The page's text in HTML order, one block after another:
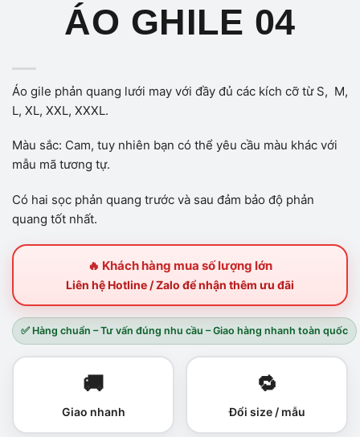
ÁO GHILE 04
Áo gile phản quang lưới may với đầy đủ các kích cỡ từ S, M,
L, XL, XXL, XXXL.
Màu sắc: Cam, tuy nhiên bạn có thể yêu cầu màu khác với
mẫu mã tương tự.
Có hai sọc phản quang trước và sau đảm bảo độ phản
quang tốt nhất.
🔥 Khách hàng mua số lượng lớn
Liên hệ Hotline / Zalo để nhận thêm ưu đãi
✅ Hàng chuẩn – Tư vấn đúng nhu cầu – Giao hàng nhanh toàn quốc
🚚
Giao nhanh
🔁
Đổi size / mẫu